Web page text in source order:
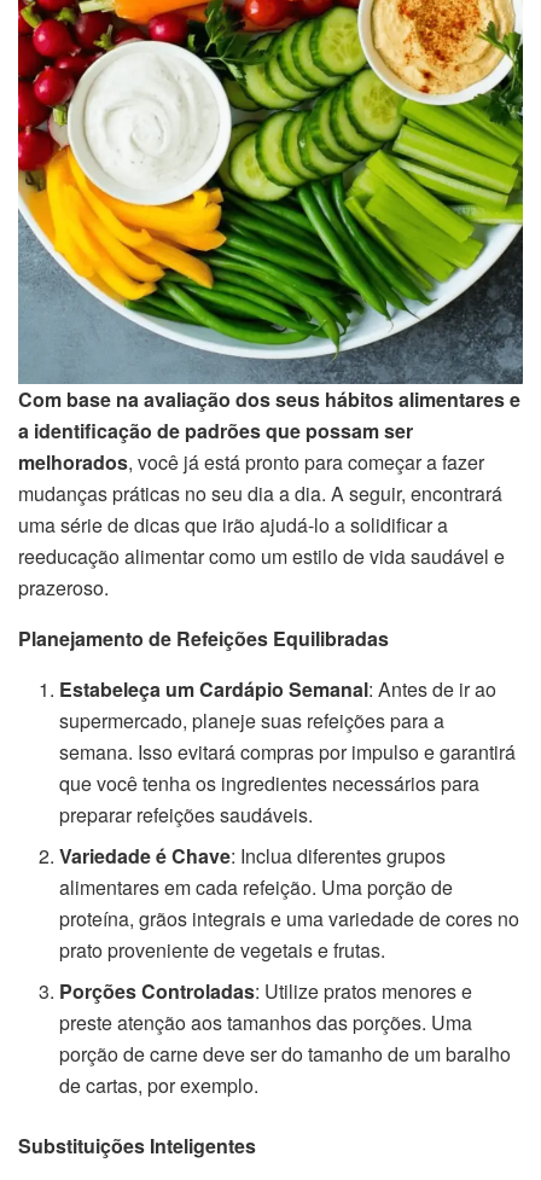
Com base na avaliação dos seus hábitos alimentares e
a identificação de padrões que possam ser
melhorados, você já está pronto para começar a fazer
mudanças práticas no seu dia a dia. A seguir, encontrará
uma série de dicas que irão ajudá-lo a solidificar a
reeducação alimentar como um estilo de vida saudável e
prazeroso.
Planejamento de Refeições Equilibradas
Estabeleça um Cardápio Semanal: Antes de ir ao
supermercado, planeje suas refeições para a
semana. Isso evitará compras por impulso e garantirá
que você tenha os ingredientes necessários para
preparar refeições saudáveis.
Variedade é Chave: Inclua diferentes grupos
alimentares em cada refeição. Uma porção de
proteína, grãos integrais e uma variedade de cores no
prato proveniente de vegetais e frutas.
Porções Controladas: Utilize pratos menores e
preste atenção aos tamanhos das porções. Uma
porção de carne deve ser do tamanho de um baralho
de cartas, por exemplo.
Substituições Inteligentes